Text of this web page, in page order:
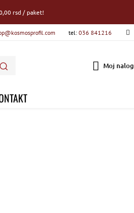
rsd / paket!
tel:036 841216
Moj nalog